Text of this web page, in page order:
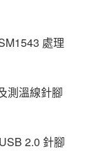
處理
測溫線針腳
2.0 針腳